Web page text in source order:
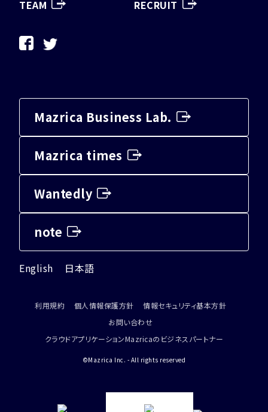
TEAM
RECRUIT
Mazrica Business Lab.
Mazrica times
Wantedly
note
English 日本語
利用規約 個人情報保護方針
情報セキュリティ基本方針
お問い合わせ
クラウドアプリケーションMazricaのビジネスパートナー
©Mazrica Inc. - All rights reserved